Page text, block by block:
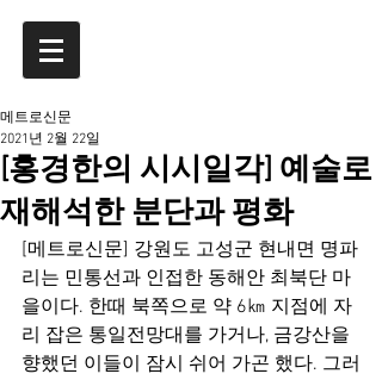
[홍경한의 시시일각] 예술로
재해석한 분단과 평화
메트로신문
2021년 2월 22일
[메트로신문] 강원도 고성군 현내면 명파
리는 민통선과 인접한 동해안 최북단 마
을이다. 한때 북쪽으로 약 6㎞ 지점에 자
리 잡은 통일전망대를 가거나, 금강산을
향했던 이들이 잠시 쉬어 가곤 했다. 그러